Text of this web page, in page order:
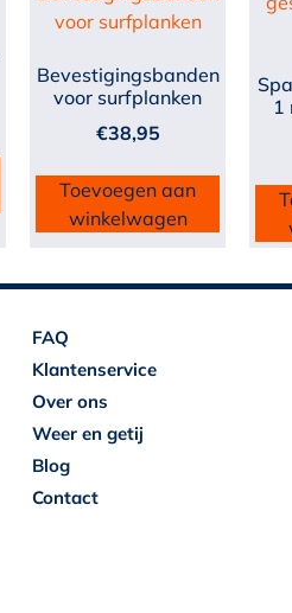
Bevestigingsbanden
voor surfplanken
€38,95
Toevoegen aan
winkelwagen
1
FAQ
Klantenservice
Over ons
Weer en getij
Blog
Contact